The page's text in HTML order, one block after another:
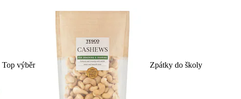
Top výběr Zpátky do školy